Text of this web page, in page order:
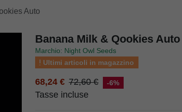
Auto
Banana Milk & Qookies
Marchio: Night Owl Seeds
Ultimi articoli in magazzino
68,24 € 72,60 € -6%
Tasse incluse